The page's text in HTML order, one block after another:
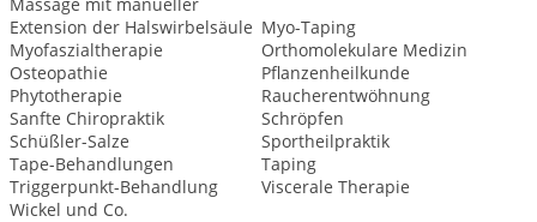
Extension der Halswirbelsäule Myo-Taping
Myofaszialtherapie
Orthomolekulare Medizin
Osteopathie
Pflanzenheilkunde
Phytotherapie
Raucherentwöhnung
Sanfte Chiropraktik
Schröpfen
Schüßler-Salze
Sportheilpraktik
Tape-Behandlungen
Taping
Triggerpunkt-Behandlung
Viscerale Therapie
Wickel und Co.